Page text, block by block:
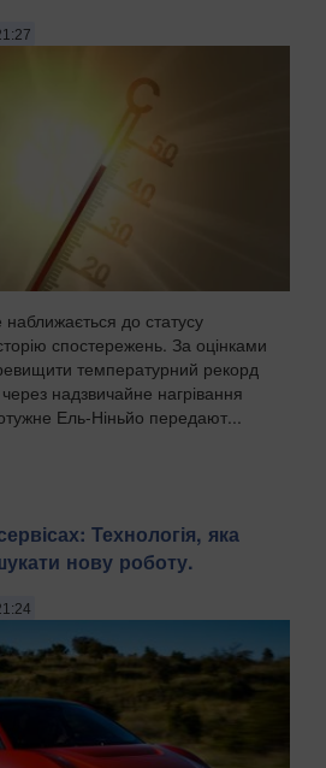
наближається до статусу
спостережень. За оцінками
температурний рекорд
надзвичайне нагрівання
Ель-Ніньйо передают...
Технологія, яка
нову роботу.